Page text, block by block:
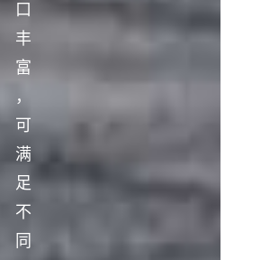
口
丰
富
，
可
满
足
不
同